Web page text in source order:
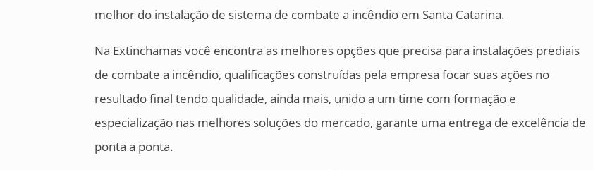
melhor do instalação de sistema de combate a incêndio em Santa Catarina.
Na Extinchamas você encontra as melhores opções que precisa para instalações prediais
de combate a incêndio, qualificações construídas pela empresa focar suas ações no
resultado final tendo qualidade, ainda mais, unido a um time com formação e
especialização nas melhores soluções do mercado, garante uma entrega de excelência de
ponta a ponta.